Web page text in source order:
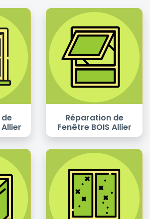
Réparation de
Fenêtre BOIS Allier